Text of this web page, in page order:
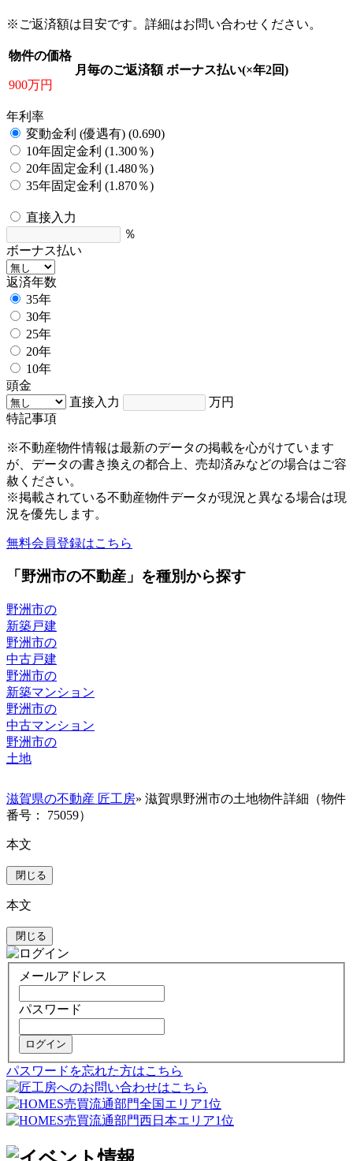
※ご返済額は目安です。詳細はお問い合わせください。
物件の価格
900万円
月毎のご返済額 ボーナス払い(×年2回)
年利率
変動金利 (優遇有) (0.690)
10年固定金利 (1.300％)
20年固定金利 (1.480％)
35年固定金利 (1.870％)
直接入力
％
ボーナス払い
返済年数
35年
30年
25年
20年
10年
頭金
直接入力
万円
特記事項
※不動産物件情報は最新のデータの掲載を心がけています
が、データの書き換えの都合上、売却済みなどの場合はご容
赦ください。
※掲載されている不動産物件データが現況と異なる場合は現
況を優先します。
無料会員登録はこちら
「野洲市の不動産」を種別から探す
野洲市の
新築戸建
野洲市の
中古戸建
野洲市の
新築マンション
野洲市の
中古マンション
野洲市の
土地
滋賀県の不動産 匠工房» 滋賀県野洲市の土地物件詳細（物件
番号： 75059）
本文
閉じる
本文
閉じる
メールアドレス
パスワード
ログイン
パスワードを忘れた方はこちら